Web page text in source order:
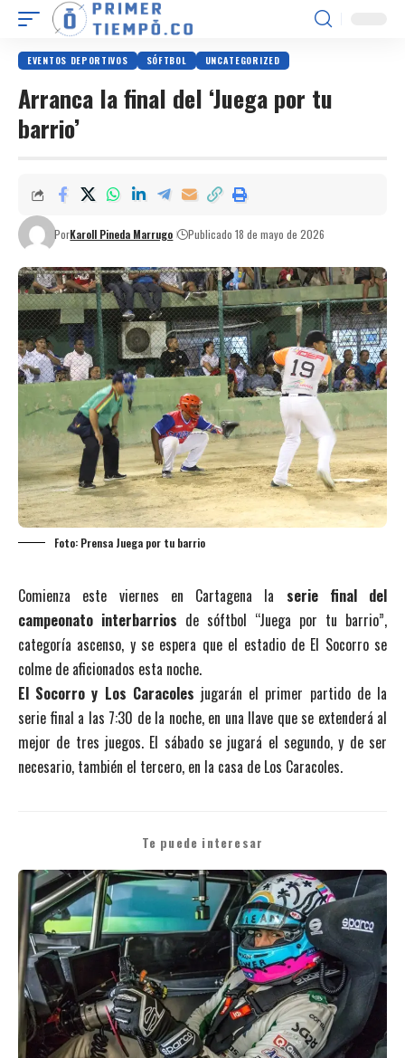
EVENTOS DEPORTIVOS SÓFTBOL UNCATEGORIZED
Arranca la final del ‘Juega por tu
barrio’
PorKaroll Pineda Marrugo Publicado 18 de mayo de 2026
Foto: Prensa Juega por tu barrio
Comienza este viernes en Cartagena la serie final del
campeonato interbarrios de sóftbol “Juega por tu barrio”,
categoría ascenso, y se espera que el estadio de El Socorro se
colme de aficionados esta noche.
El Socorro y Los Caracoles jugarán el primer partido de la
serie final a las 7:30 de la noche, en una llave que se extenderá al
mejor de tres juegos. El sábado se jugará el segundo, y de ser
necesario, también el tercero, en la casa de Los Caracoles.
Te puede interesar